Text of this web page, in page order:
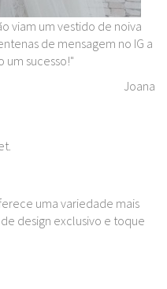
viam um vestido de noiva
de mensagem no IG a
um sucesso!"
Joana
uma variedade mais
design exclusivo e toque